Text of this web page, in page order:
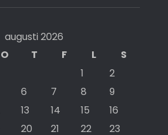
augusti 2026
O T F L
S
1
2
6 7 8
9
13 14 15
16
20 21 22
23